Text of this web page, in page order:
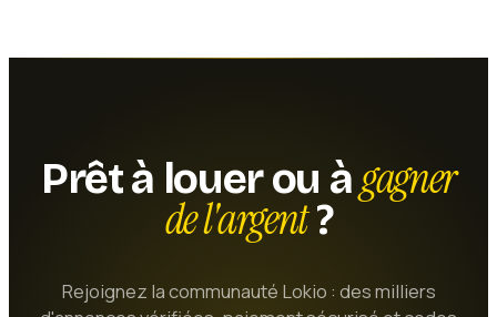
Prêt à louer ou àgagner
de l'argent?
Rejoignez la communauté Lokio : des milliers